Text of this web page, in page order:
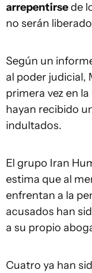
arrepentirsede
no serán
Según un
al poder judicial,
primera vez en
hayan recibido
indultados.
El grupo Iran
estima que al
enfrentan a la
acusados ​​han
a su propio
Cuatro ya han